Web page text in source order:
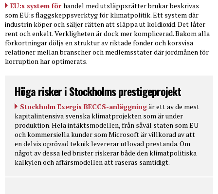
EU:s system för handel med utsläppsrätter brukar beskrivas
som EU:s flaggskeppsverktyg för klimatpolitik. Ett system där
industrin köper och säljer rätten att släppa ut koldioxid. Det låter
rent och enkelt. Verkligheten är dock mer komplicerad. Bakom alla
förkortningar döljs en struktur av riktade fonder och korsvisa
relationer mellan branscher och medlemsstater där jordmånen för
korruption har optimerats.
Höga risker i Stockholms prestigeprojekt
Stockholm Exergis BECCS-anläggningär ett av de mest
kapitalintensiva svenska klimatprojekten som är under
produktion. Hela intäktsmodellen, från såväl staten som EU
och kommersiella kunder som Microsoft är villkorad av att
en delvis oprövad teknik levererar utlovad prestanda. Om
något av dessa led brister riskerar både den klimatpolitiska
kalkylen och affärsmodellen att raseras samtidigt.